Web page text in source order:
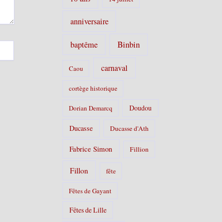
anniversaire
baptême Binbin
Caou carnaval
cortège historique
Dorian Demarcq Doudou
Ducasse Ducasse d'Ath
Fabrice Simon Fillion
Fillon fête
Fêtes de Gayant
Fêtes de Lille